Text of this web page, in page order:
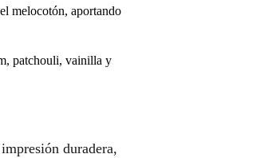
melocotón, aportando
patchouli, vainilla y
duradera,